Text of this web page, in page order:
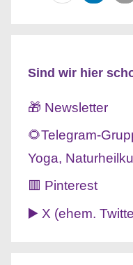
Sind wir hier
🎁 Newsletter
🌻Telegram-
Yoga,
🟥 Pinterest
▶️ X (ehem.